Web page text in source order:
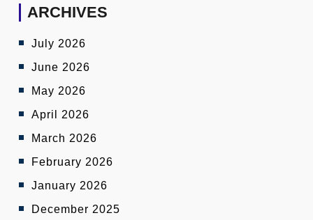
ARCHIVES
July 2026
June 2026
May 2026
April 2026
March 2026
February 2026
January 2026
December 2025